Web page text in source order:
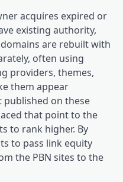
acquires expired or
existing authority,
are rebuilt with
often using
providers, themes,
them appear
on these
that point to the
to rank higher. By
to pass link equity
the PBN sites to the